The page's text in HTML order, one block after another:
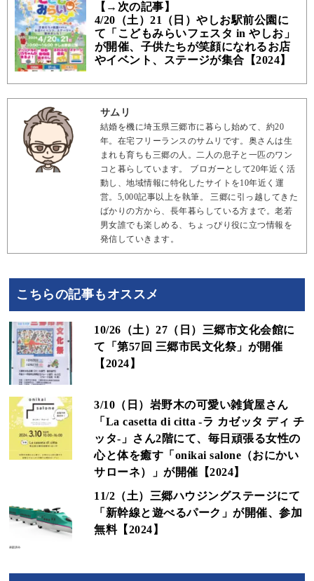
【→次の記事】
4/20（土）21（日）やしお駅前公園に
て「こどもみらいフェスタ in やしお」
が開催、子供たちが笑顔になれるお店
やイベント、ステージが集合【2024】
サムリ
結婚を機に埼玉県三郷市に暮らし始めて、約20
年。在宅フリーランスのサムリです。奥さんは生
まれも育ちも三郷の人。二人の息子と一匹のワン
コと暮らしています。 ブロガーとして20年近く活
動し、地域情報に特化したサイトを10年近く運
営。5,000記事以上を執筆。 三郷に引っ越してきた
ばかりの方から、長年暮らしている方まで。老若
男女誰でも楽しめる、ちょっぴり役に立つ情報を
発信していきます。
こちらの記事もオススメ
10/26（土）27（日）三郷市文化会館に
て「第57回 三郷市民文化祭」が開催
【2024】
3/10（日）岩野木の可愛い雑貨屋さん
「La casetta di citta -ラ カゼッタ ディ チ
ッタ-」さん2階にて、毎日頑張る女性の
心と体を癒す「onikai salone（おにかい
サローネ）」が開催【2024】
11/2（土）三郷ハウジングステージにて
「新幹線と遊べるパーク」が開催、参加
無料【2024】